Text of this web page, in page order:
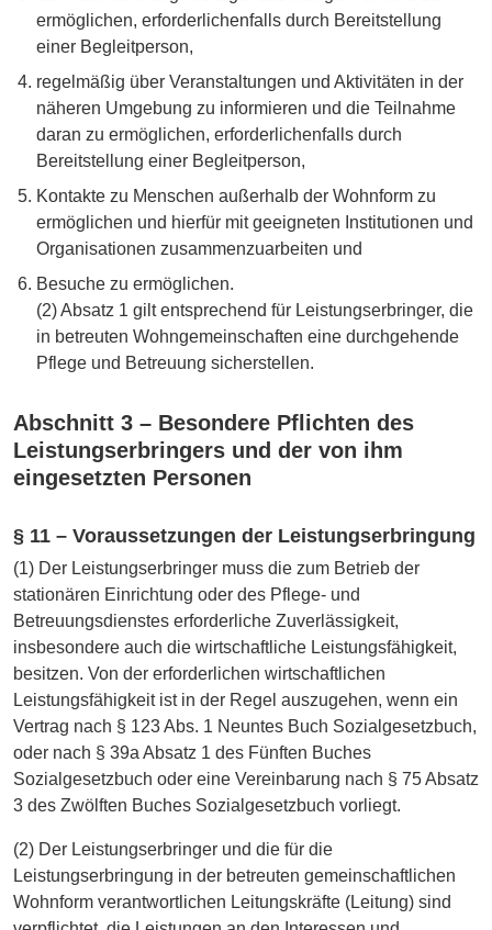
ermöglichen, erforderlichenfalls durch Bereitstellung
einer Begleitperson,
regelmäßig über Veranstaltungen und Aktivitäten in der
näheren Umgebung zu informieren und die Teilnahme
daran zu ermöglichen, erforderlichenfalls durch
Bereitstellung einer Begleitperson,
Kontakte zu Menschen außerhalb der Wohnform zu
ermöglichen und hierfür mit geeigneten Institutionen und
Organisationen zusammenzuarbeiten und
Besuche zu ermöglichen.
(2) Absatz 1 gilt entsprechend für Leistungserbringer, die
in betreuten Wohngemeinschaften eine durchgehende
Pflege und Betreuung sicherstellen.
Abschnitt 3 – Besondere Pflichten des
Leistungserbringers und der von ihm
eingesetzten Personen
§ 11 – Voraussetzungen der Leistungserbringung
(1) Der Leistungserbringer muss die zum Betrieb der
stationären Einrichtung oder des Pflege- und
Betreuungsdienstes erforderliche Zuverlässigkeit,
insbesondere auch die wirtschaftliche Leistungsfähigkeit,
besitzen. Von der erforderlichen wirtschaftlichen
Leistungsfähigkeit ist in der Regel auszugehen, wenn ein
Vertrag nach § 123 Abs. 1 Neuntes Buch Sozialgesetzbuch,
oder nach § 39a Absatz 1 des Fünften Buches
Sozialgesetzbuch oder eine Vereinbarung nach § 75 Absatz
3 des Zwölften Buches Sozialgesetzbuch vorliegt.
(2) Der Leistungserbringer und die für die
Leistungserbringung in der betreuten gemeinschaftlichen
Wohnform verantwortlichen Leitungskräfte (Leitung) sind